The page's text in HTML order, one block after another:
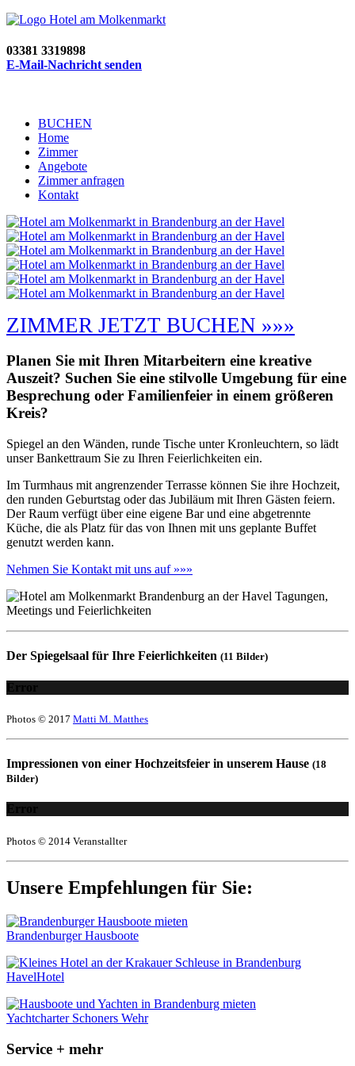
03381 3319898
E-Mail-Nachricht senden
BUCHEN
Home
Zimmer
Angebote
Zimmer anfragen
Kontakt
ZIMMER JETZT BUCHEN »»»
Planen Sie mit Ihren Mitarbeitern eine kreative
Auszeit? Suchen Sie eine stilvolle Umgebung für eine
Besprechung oder Familienfeier in einem größeren
Kreis?
Spiegel an den Wänden, runde Tische unter Kronleuchtern, so lädt
unser Bankettraum Sie zu Ihren Feierlichkeiten ein.
Im Turmhaus mit angrenzender Terrasse können Sie ihre Hochzeit,
den runden Geburtstag oder das Jubiläum mit Ihren Gästen feiern.
Der Raum verfügt über eine eigene Bar und eine abgetrennte
Küche, die als Platz für das von Ihnen mit uns geplante Buffet
genutzt werden kann.
Nehmen Sie Kontakt mit uns auf »»»
Der Spiegelsaal für Ihre Feierlichkeiten (11 Bilder)
Error
Photos © 2017 Matti M. Matthes
Impressionen von einer Hochzeitsfeier in unserem Hause (18
Bilder)
Error
Photos © 2014 Veranstallter
Unsere Empfehlungen für Sie:
Brandenburger Hausboote
HavelHotel
Yachtcharter Schoners Wehr
Service + mehr